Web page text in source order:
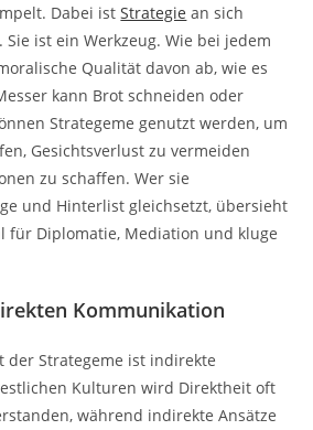
Dabei istStrategie an sich
ist ein Werkzeug. Wie bei jedem
Qualität davon ab, wie es
kann Brot schneiden oder
Strategeme genutzt werden, um
Gesichtsverlust zu vermeiden
zu schaffen. Wer sie
und Hinterlist gleichsetzt, übersieht
für Diplomatie, Mediation und kluge
Kommunikation
der Strategeme ist indirekte
Kulturen wird Direktheit oft
während indirekte Ansätze